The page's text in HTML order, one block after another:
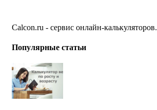
Calcon.ru - сервис онлайн-калькуляторов.
Популярные статьи